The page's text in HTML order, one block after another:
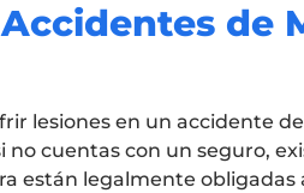
de
lesiones en un accidente
cuentas con un seguro,
están legalmente